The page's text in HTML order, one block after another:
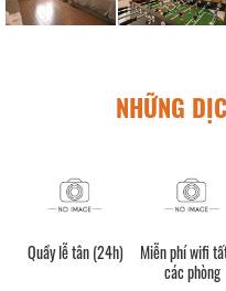
NHỮNG
Quầy lễ tân (24h)
Miễn phí wifi
các phòng